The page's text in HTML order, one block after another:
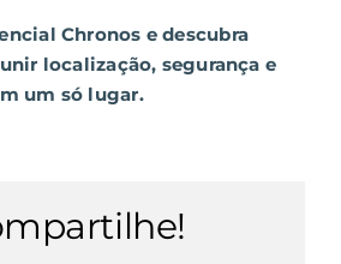
Chronos e descubra
localização, segurança e
um só lugar.